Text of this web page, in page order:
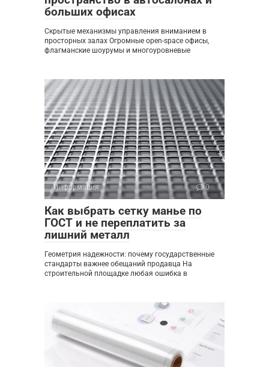
больших офисах
Скрытые механизмы управления вниманием в
просторных залах Огромные open-space офисы,
флагманские шоурумы и многоуровневые
Информация 0
Как выбрать сетку манье по
ГОСТ и не переплатить за
лишний металл
Геометрия надежности: почему государственные
стандарты важнее обещаний продавца На
строительной площадке любая ошибка в